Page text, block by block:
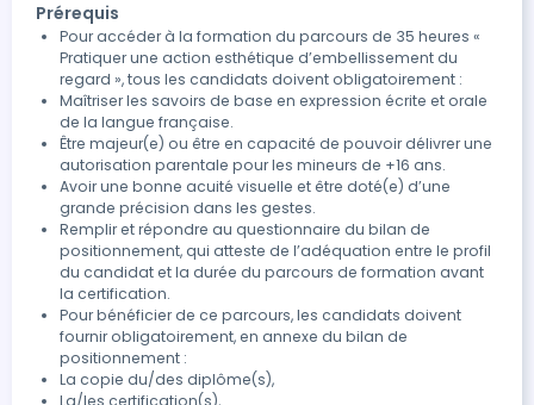
mycoses, etc.) - Comment orienter la cliente vers un
professionnel de santé si besoin - Application du
protocole d’hygiène - Installation et confort du modèle
Réaliser des techniques spécifiques pour modifier
esthétiquement les cils afin d’embellir le regard en
exécutant des protocoles de soins esthétiques
adaptés à chaque technique définie, et avec maîtrise
des gestes, dans le but d’obtenir des résultats de
qualité et satisfaction du/de la client(e). 2)
Rehaussement classique des cils - Présentation du
protocole de rehaussement classique - Réalisation de
la prestation : application des pads, des lotions
spécifiques, structuration du galbe des cils - Fixation
des cils pour un effet lifté et harmonieux 3)
Rehaussement Coréen - Présentation du protocole de
rehaussement Coréen - Réalisation de la prestation :
Prérequis
Pour accéder à la formation du parcours de 35 heures «
Pratiquer une action esthétique d’embellissement du
regard », tous les candidats doivent obligatoirement :
Maîtriser les savoirs de base en expression écrite et orale
de la langue française.
Être majeur(e) ou être en capacité de pouvoir délivrer une
autorisation parentale pour les mineurs de +16 ans.
Avoir une bonne acuité visuelle et être doté(e) d’une
grande précision dans les gestes.
Remplir et répondre au questionnaire du bilan de
positionnement, qui atteste de l’adéquation entre le profil
du candidat et la durée du parcours de formation avant
la certification.
Pour bénéficier de ce parcours, les candidats doivent
fournir obligatoirement, en annexe du bilan de
positionnement :
La copie du/des diplôme(s),
La/les certification(s),